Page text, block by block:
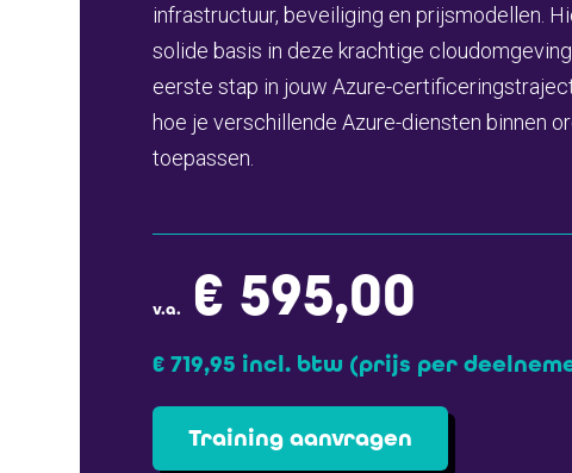
infrastructuur, beveiliging en prijsmodellen.
solide basis in deze krachtige
eerste stap in jouw Azure-
hoe je verschillende Azure-diensten binnen
toepassen.
v.a. € 595,00
€ 719,95 incl. btw (prijs per
Training aanvragen